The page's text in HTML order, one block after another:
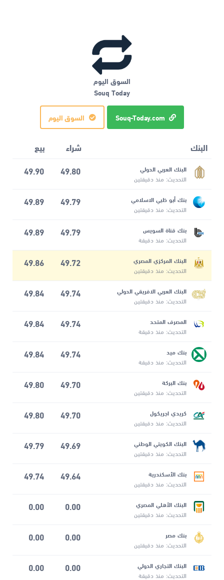
السوق اليوم
Souq Today
Souq-Today.com السوق اليوم
البنك شراء بيع
البنك العربي الدولي
التحديث: منذ دقيقتين
49.80
49.90
بنك أبو ظبي الاسلامي
التحديث: منذ دقيقتين
49.79
49.89
بنك قناة السويس
التحديث: منذ دقيقة
49.79
49.89
البنك المركزي المصري
التحديث: منذ دقيقتين
49.72
49.86
البنك العربي الافريقي الدولي
التحديث: منذ دقيقتين
49.74
49.84
المصرف المتحد
التحديث: منذ دقيقة
49.74
49.84
بنك ميد
التحديث: منذ دقيقة
49.74
49.84
بنك البركة
التحديث: منذ دقيقتين
49.70
49.80
كريدي اجريكول
التحديث: منذ دقيقتين
49.70
49.80
البنك الكويتي الوطني
التحديث: منذ دقيقتين
49.69
49.79
بنك الأسكندرية
التحديث: منذ دقيقتين
49.64
49.74
البنك الأهلي المصري
التحديث: منذ دقيقتين
0.00
0.00
بنك مصر
التحديث: منذ دقيقتين
0.00
0.00
البنك التجاري الدولي
التحديث: منذ دقيقة
0.00
0.00